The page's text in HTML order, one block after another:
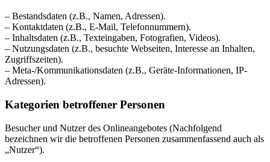
– Bestandsdaten (z.B., Namen, Adressen).
– Kontaktdaten (z.B., E-Mail, Telefonnummern).
– Inhaltsdaten (z.B., Texteingaben, Fotografien, Videos).
– Nutzungsdaten (z.B., besuchte Webseiten, Interesse an Inhalten,
Zugriffszeiten).
– Meta-/Kommunikationsdaten (z.B., Geräte-Informationen, IP-
Adressen).
Kategorien betroffener Personen
Besucher und Nutzer des Onlineangebotes (Nachfolgend
bezeichnen wir die betroffenen Personen zusammenfassend auch als
„Nutzer“).